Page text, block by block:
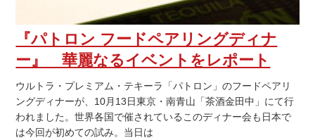
『パトロン フードペアリングディナ
ー』 華麗なるイベントをレポート
ウルトラ・プレミアム・テキーラ「パトロン」のフードペアリ
ングディナーが、10月13日東京・南青山「茶酒金田中」にて行
われました。世界各国で催されているこのディナー会も日本で
は今回が初めての試み。当日は